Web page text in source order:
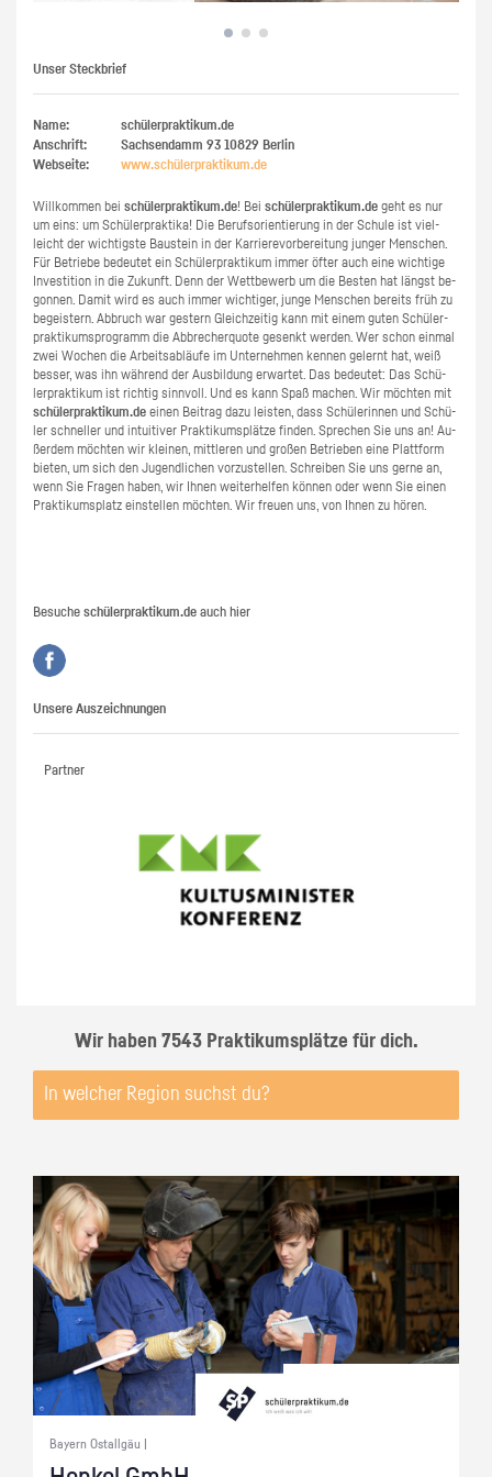
Unser Steckbrief
Name:
schülerpraktikum.de
Anschrift:
Sachsendamm 93 10829 Berlin
Webseite:
www.​schüler​prak​tiku​m.​de
Will­kom­men bei schü­ler­prak­ti­kum.de! Bei schü­ler­prak­ti­kum.de geht es nur
um eins: um Schü­ler­prak­ti­ka! Die Be­rufs­ori­en­tie­rung in der Schu­le ist viel­
leicht der wich­tigs­te Bau­stein in der Kar­rie­re­vor­be­rei­tung jun­ger Men­schen.
Für Be­trie­be be­deu­tet ein Schü­ler­prak­ti­kum immer öfter auch eine wich­ti­ge
In­ves­ti­ti­on in die Zu­kunft. Denn der Wett­be­werb um die Bes­ten hat längst be­
gon­nen. Damit wird es auch immer wich­ti­ger, junge Men­schen be­reits früh zu
be­geis­tern. Ab­bruch war ges­tern Gleich­zei­tig kann mit einem guten Schü­ler­
prak­ti­kums­pro­gramm die Ab­bre­cher­quo­te ge­senkt wer­den. Wer schon ein­mal
zwei Wo­chen die Ar­beits­ab­läu­fe im Un­ter­neh­men ken­nen ge­lernt hat, weiß
bes­ser, was ihn wäh­rend der Aus­bil­dung er­war­tet. Das be­deu­tet: Das Schü­
ler­prak­ti­kum ist rich­tig sinn­voll. Und es kann Spaß ma­chen. Wir möch­ten mit
schü­ler­prak­ti­kum.de einen Bei­trag dazu leis­ten, dass Schü­le­rin­nen und Schü­
ler schnel­ler und in­tui­ti­ver Prak­ti­kums­plät­ze fin­den. Spre­chen Sie uns an! Au­
ßer­dem möch­ten wir klei­nen, mitt­le­ren und gro­ßen Be­trie­ben eine Platt­form
bie­ten, um sich den Ju­gend­li­chen vor­zu­stel­len. Schrei­ben Sie uns gerne an,
wenn Sie Fra­gen haben, wir Ihnen wei­ter­hel­fen kön­nen oder wenn Sie einen
Prak­ti­kums­platz ein­stel­len möch­ten. Wir freu­en uns, von Ihnen zu hören.
Besuche schülerpraktikum.de auch hier
Unsere Auszeichnungen
Partner
Wir haben 7543 Praktikumsplätze für dich.
Bayern Ostallgäu |